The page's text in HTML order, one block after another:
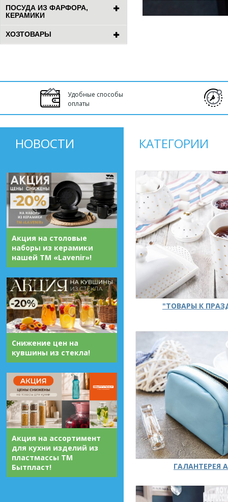
ПОСУДА ИЗ ФАРФОРА,
КЕРАМИКИ
ХОЗТОВАРЫ
Удобные способы
оплаты
НОВОСТИ
Акция на столовые
наборы из керамики
нашей ТМ «Lavenir»!
Снижение цен на
кувшины из стекла!
Акция на ассортимент
для кухни изделий из
пластмассы ТМ
Бытпласт!
КАТЕГОРИИ
"ТОВАРЫ К
ГАЛАНТЕРЕЯ